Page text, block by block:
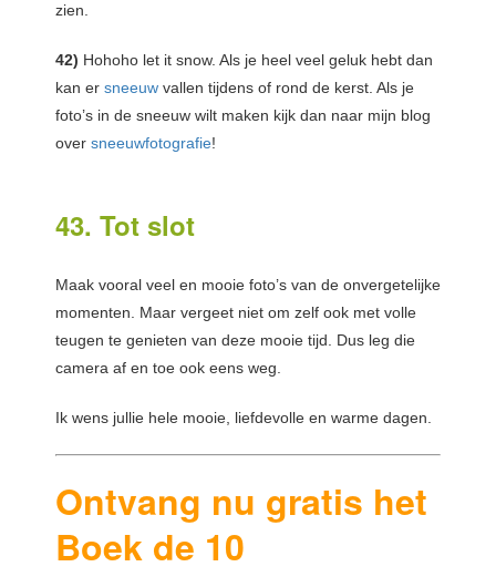
zien.
42) Hohoho let it snow. Als je heel veel geluk hebt dan
kan er sneeuw vallen tijdens of rond de kerst. Als je
foto’s in de sneeuw wilt maken kijk dan naar mijn blog
over sneeuwfotografie!
43. Tot slot
Maak vooral veel en mooie foto’s van de onvergetelijke
momenten. Maar vergeet niet om zelf ook met volle
teugen te genieten van deze mooie tijd. Dus leg die
camera af en toe ook eens weg.
Ik wens jullie hele mooie, liefdevolle en warme dagen.
Ontvang nu gratis het
Boek de 10